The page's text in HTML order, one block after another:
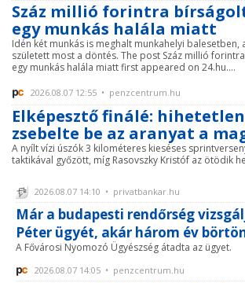
Száz millió forintra
egy munkás halála miatt
Idén két munkás is meghalt munkahelyi balesetben,
született most a döntés. The post Száz millió
egy munkás halála miatt first appeared on 24.hu....
2026.08.07 12:55 • penzcentrum.hu
Elképesztő finálé:
zsebelte be az aranyat a
A nyílt vízi úszók 3 kilométeres kieséses
taktikával győzött, míg Rasovszky Kristóf az ötödik
2026.08.07 14:10 • privatbankar.hu
Már a budapesti rendőrség
Péter ügyét, akár három év
A Fővárosi Nyomozó Ügyészség átadta az ügyet.
2026.08.07 14:05 • penzcentrum.hu